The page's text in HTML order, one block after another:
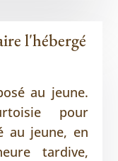
l'hébergé
au jeune.
pour
au jeune, en
tardive,